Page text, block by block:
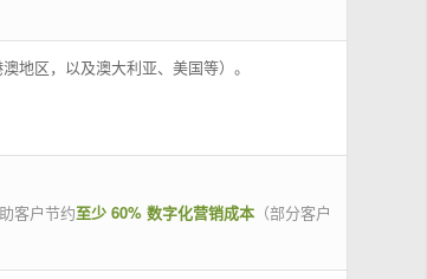
地区，以及澳大利亚、美国等）。
客户节约至少 60% 数字化营销成本 （部分客户